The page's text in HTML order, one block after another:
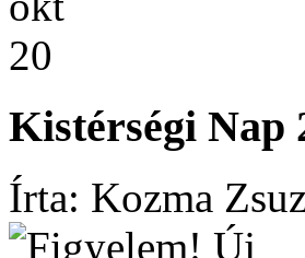
20
Kistérségi Nap
Írta: Kozma